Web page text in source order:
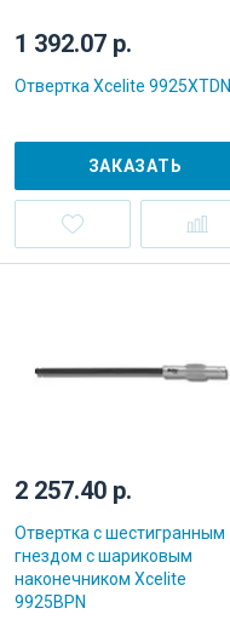
1 392.07 р.
Отвертка Xcelite 9925XTDN
ЗАКАЗАТЬ
2 257.40 р.
Отвертка с шестигранным
гнездом с шариковым
наконечником Xcelite
9925BPN